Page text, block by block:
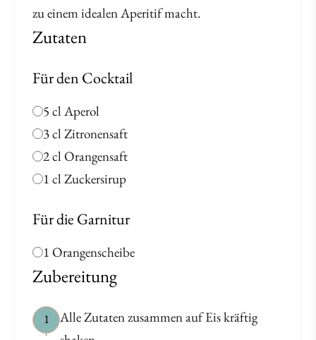
zu einem idealen Aperitif macht.
Zutaten
Für den Cocktail
5 cl Aperol
3 cl Zitronensaft
2 cl Orangensaft
1 cl Zuckersirup
Für die Garnitur
1 Orangenscheibe
Zubereitung
1
Alle Zutaten zusammen auf Eis kräftig